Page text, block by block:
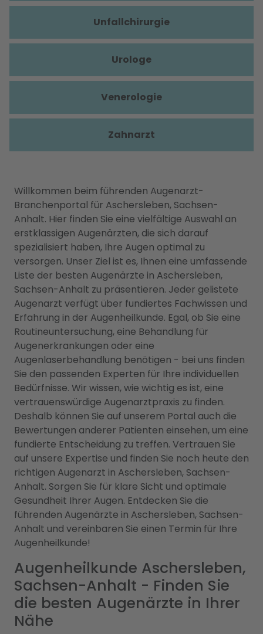
Willkommen beim führenden Augenarzt-
Branchenportal für Aschersleben, Sachsen-
Anhalt. Hier finden Sie eine vielfältige Auswahl an
erstklassigen Augenärzten, die sich darauf
spezialisiert haben, Ihre Augen optimal zu
versorgen. Unser Ziel ist es, Ihnen eine umfassende
Liste der besten Augenärzte in Aschersleben,
Sachsen-Anhalt zu präsentieren. Jeder gelistete
Augenarzt verfügt über fundiertes Fachwissen und
Erfahrung in der Augenheilkunde. Egal, ob Sie eine
Routineuntersuchung, eine Behandlung für
Augenerkrankungen oder eine
Augenlaserbehandlung benötigen - bei uns finden
Sie den passenden Experten für Ihre individuellen
Bedürfnisse. Wir wissen, wie wichtig es ist, eine
vertrauenswürdige Augenarztpraxis zu finden.
Deshalb können Sie auf unserem Portal auch die
Bewertungen anderer Patienten einsehen, um eine
fundierte Entscheidung zu treffen. Vertrauen Sie
auf unsere Expertise und finden Sie noch heute den
richtigen Augenarzt in Aschersleben, Sachsen-
Anhalt. Sorgen Sie für klare Sicht und optimale
Gesundheit Ihrer Augen. Entdecken Sie die
führenden Augenärzte in Aschersleben, Sachsen-
Anhalt und vereinbaren Sie einen Termin für Ihre
Augenheilkunde!
Augenheilkunde Aschersleben,
Sachsen-Anhalt - Finden Sie
die besten Augenärzte in Ihrer
Nähe
Unfallchirurgie
Urologe
Venerologie
Zahnarzt